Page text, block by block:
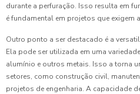
durante a perfuração. Isso resulta em
é fundamental em projetos que exigem
Outro ponto a ser destacado é a
Ela pode ser utilizada em uma
alumínio e outros metais. Isso a torna
setores, como construção civil,
projetos de engenharia. A capacidade